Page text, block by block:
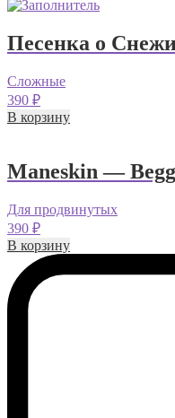
Песенка о
Сложные
390 ₽
В корзину
Maneskin —
Для продвинутых
390 ₽
В корзину